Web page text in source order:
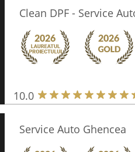
Clean DPF - Service
10.0
Service Auto Ghencea